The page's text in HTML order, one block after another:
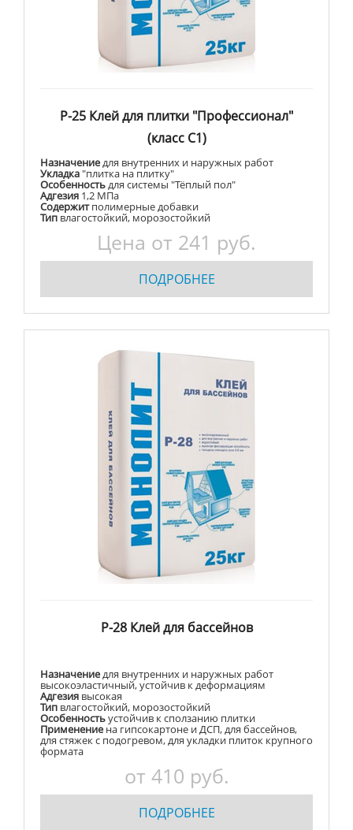
Р-25 Клей для плитки "Профессионал"
(класс С1)
Назначениедля внутренних и наружных работ
Укладка"плитка на плитку"
Особенностьдля системы "Тёплый пол"
Адгезия 1,2 МПа
Содержитполимерные добавки
Тип влагостойкий, морозостойкий
Цена от 241 руб.
ПОДРОБНЕЕ
Р-28 Клей для бассейнов
Назначениедля внутренних и наружных работ
высокоэластичный, устойчив к деформациям
Адгезия высокая
Тип влагостойкий, морозостойкий
Особенностьустойчив к сползанию плитки
Применениена гипсокартоне и ДСП, для бассейнов,
для стяжек с подогревом, для укладки плиток крупного
формата
от 410 руб.
ПОДРОБНЕЕ